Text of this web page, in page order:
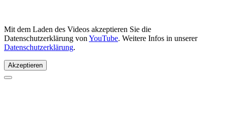
Mit dem Laden des Videos akzeptieren Sie die
Datenschutzerklärung von YouTube. Weitere Infos in unserer
Datenschutzerklärung.
Akzeptieren